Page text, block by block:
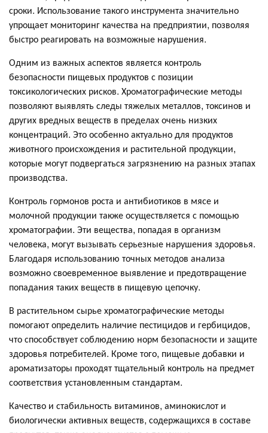
сроки. Использование такого инструмента значительно
упрощает мониторинг качества на предприятии, позволяя
быстро реагировать на возможные нарушения.
Одним из важных аспектов является контроль
безопасности пищевых продуктов с позиции
токсикологических рисков. Хроматографические методы
позволяют выявлять следы тяжелых металлов, токсинов и
других вредных веществ в пределах очень низких
концентраций. Это особенно актуально для продуктов
животного происхождения и растительной продукции,
которые могут подвергаться загрязнению на разных этапах
производства.
Контроль гормонов роста и антибиотиков в мясе и
молочной продукции также осуществляется с помощью
хроматографии. Эти вещества, попадая в организм
человека, могут вызывать серьезные нарушения здоровья.
Благодаря использованию точных методов анализа
возможно своевременное выявление и предотвращение
попадания таких веществ в пищевую цепочку.
В растительном сырье хроматографические методы
помогают определить наличие пестицидов и гербицидов,
что способствует соблюдению норм безопасности и защите
здоровья потребителей. Кроме того, пищевые добавки и
ароматизаторы проходят тщательный контроль на предмет
соответствия установленным стандартам.
Качество и стабильность витаминов, аминокислот и
биологически активных веществ, содержащихся в составе